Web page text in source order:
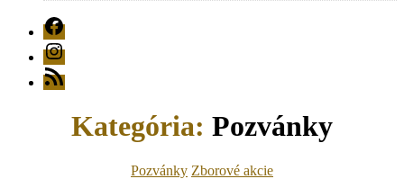
FB
Instagram
RSS
Kategória: Pozvánky
Kategórie
Pozvánky Zborové akcie